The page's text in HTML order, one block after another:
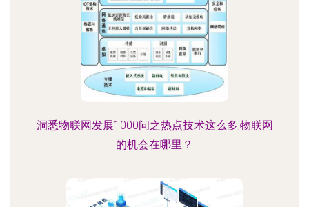
洞悉物联网发展1000问之热点技术这么多,物联网
的机会在哪里？